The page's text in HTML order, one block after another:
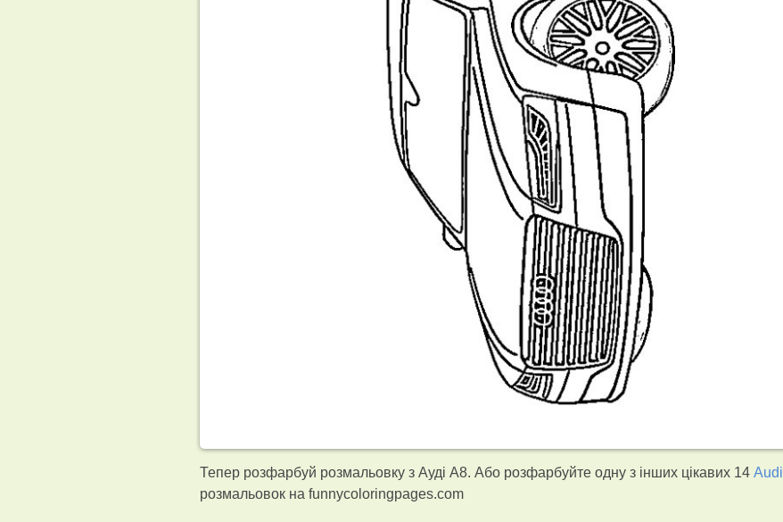
Тепер розфарбуй розмальовку з Ауді А8. Або розфарбуйте одну з інших цікавих 14Audi
розмальовок на funnycoloringpages.com